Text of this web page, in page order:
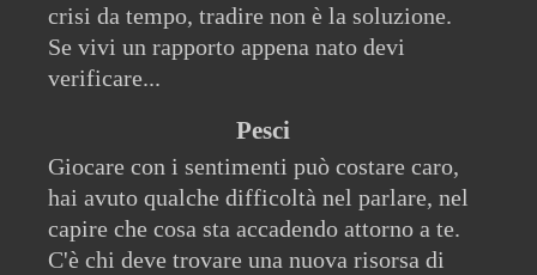
crisi da tempo, tradire non è la soluzione.
Se vivi un rapporto appena nato devi
verificare...
Pesci
Giocare con i sentimenti può costare caro,
hai avuto qualche difficoltà nel parlare, nel
capire che cosa sta accadendo attorno a te.
C'è chi deve trovare una nuova risorsa di